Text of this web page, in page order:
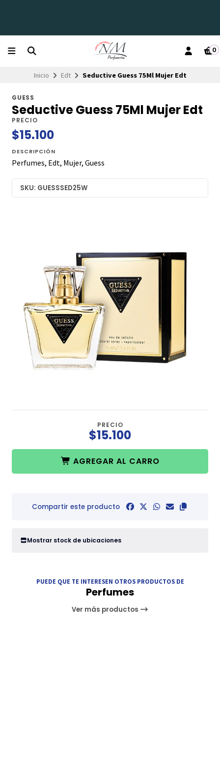
0
Inicio Edt Seductive Guess 75Ml Mujer Edt
GUESS
Seductive Guess 75Ml Mujer Edt
PRECIO
$15.100
DESCRIPCIÓN
Perfumes, Edt, Mujer, Guess
SKU: GUESSSED25W
PRECIO
$15.100
AGREGAR AL CARRO
Compartir este producto
Mostrar stock de ubicaciones
PUEDE QUE TE INTERESEN OTROS PRODUCTOS DE
Perfumes
Ver más productos